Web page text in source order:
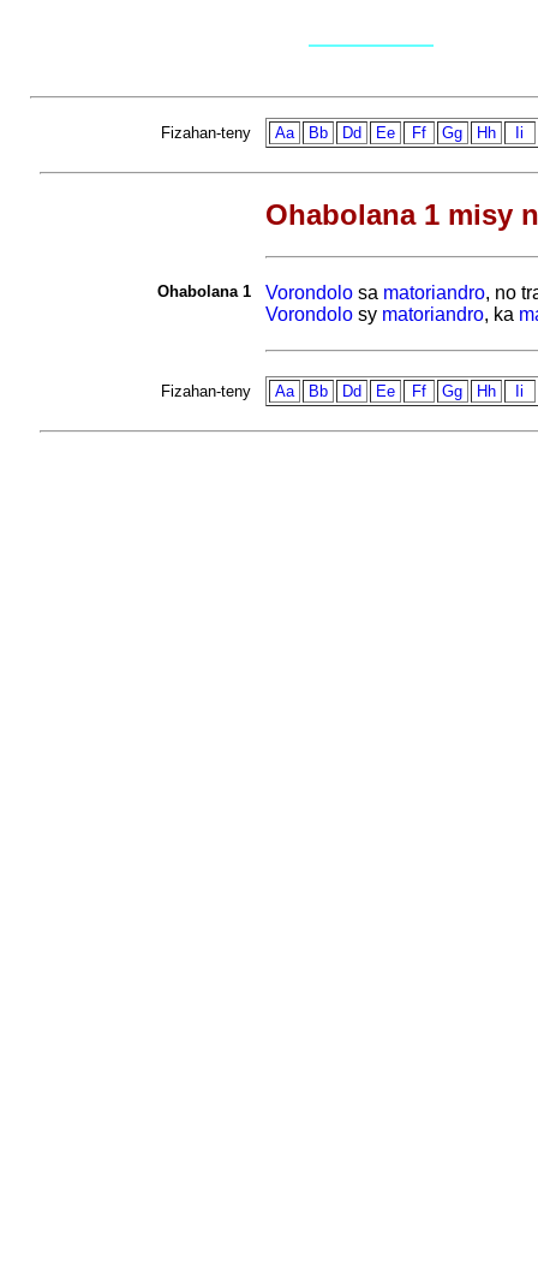
Fizahan-teny Aa Bb Dd Ee Ff Gg Hh Ii
Ohabolana 1 misy
Ohabolana 1 Vorondolosa matoriandro, no
Vorondolosy matoriandro, ka
Fizahan-teny Aa Bb Dd Ee Ff Gg Hh Ii